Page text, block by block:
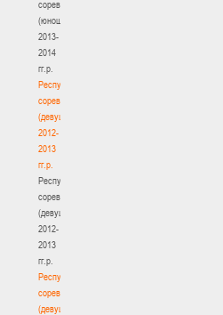
соревнования
(юноши)
2013-
2014
гг.р.
Республиканские
соревнования
(девушки)
2012-
2013
гг.р.
Республиканские
соревнования
(девушки)
2012-
2013
гг.р.
Республиканские
соревнования
(девушки)